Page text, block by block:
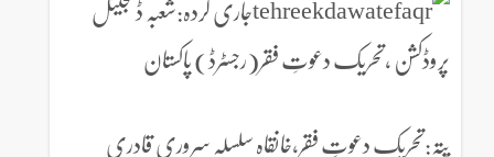
جاری کردہ:شعبہ ڈیجیٹل
پروڈکشن ،تحریک دعوتِ فقر(رجسٹرڈ) پاکستان
پتہ:تحریک دعوتِ فقر،خانقاہ سلسلہ سروری قادری